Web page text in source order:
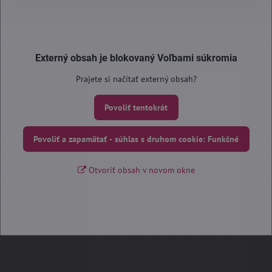
Externý obsah je blokovaný Voľbami súkromia
Prajete si načítať externý obsah?
Povoliť tentokrát
Povoliť a zapamätať - súhlas s druhom cookie: Funkčné
Otvoriť obsah v novom okne